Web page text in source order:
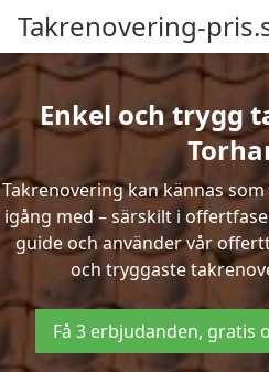
Takrenovering-
Enkel och trygg
Takrenovering kan kännas
igång med – särskilt i
guide och använder vår
och tryggaste
Få 3 erbjudanden, gratis